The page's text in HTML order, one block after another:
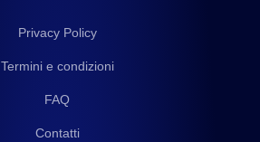
Privacy Policy
Termini e condizioni
FAQ
Contatti